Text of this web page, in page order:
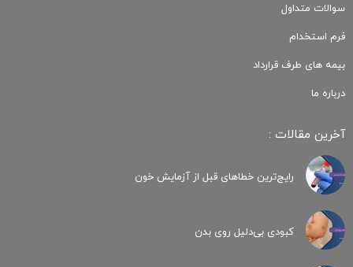
سوالات متداول
فرم استخدام
بیمه های طرف قرارداد
درباره ما
آخرین مقالات :
رایج‌ترین خطاهای قبل از آزمایش خون
کبودی‌ بی‌دلیل روی بدن